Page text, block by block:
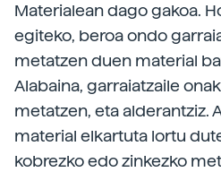
Materialean dago gakoa.
egiteko, beroa ondo
metatzen duen material
Alabaina, garraiatzaile
metatzen, eta alderantziz.
material elkartuta lortu
kobrezko edo zinkezko